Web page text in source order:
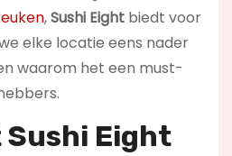
,Sushi Eightbiedt voor
elke locatie eens nader
waarom het een must-
Sushi Eight